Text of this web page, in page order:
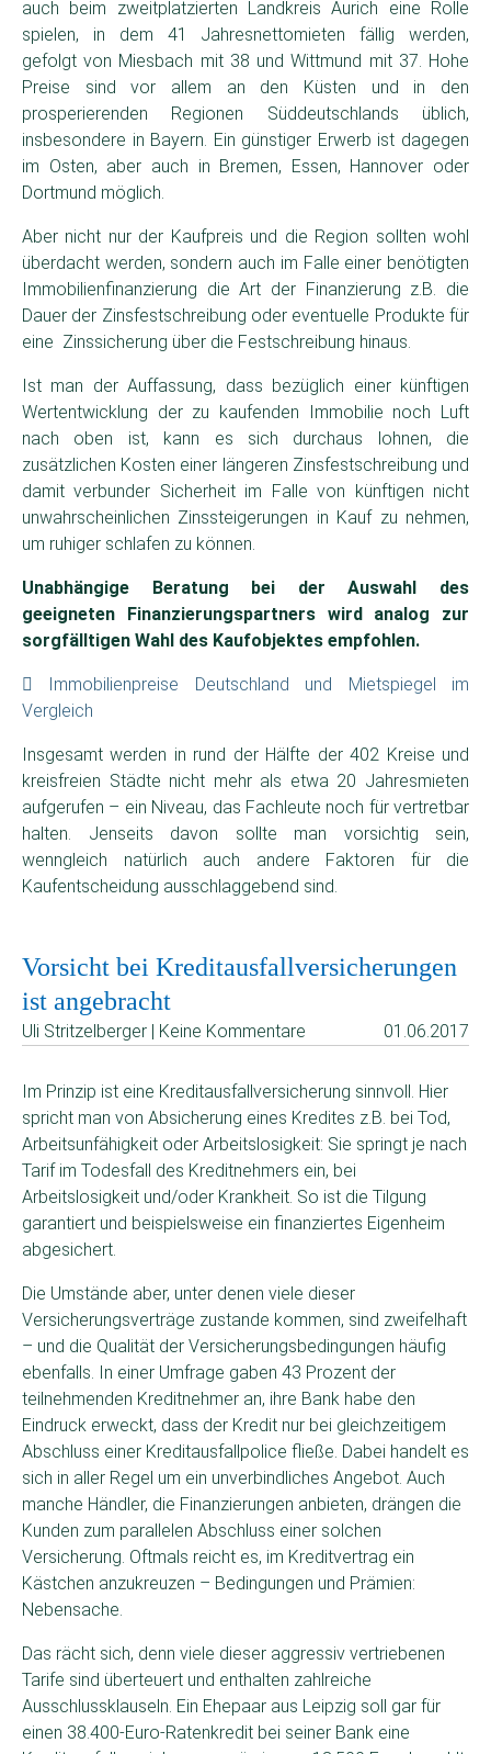
auch beim zweitplatzierten Landkreis Aurich eine Rolle
spielen, in dem 41 Jahresnettomieten fällig werden,
gefolgt von Miesbach mit 38 und Wittmund mit 37. Hohe
Preise sind vor allem an den Küsten und in den
prosperierenden Regionen Süddeutschlands üblich,
insbesondere in Bayern. Ein günstiger Erwerb ist dagegen
im Osten, aber auch in Bremen, Essen, Hannover oder
Dortmund möglich.
Aber nicht nur der Kaufpreis und die Region sollten wohl
überdacht werden, sondern auch im Falle einer benötigten
Immobilienfinanzierung die Art der Finanzierung z.B. die
Dauer der Zinsfestschreibung oder eventuelle Produkte für
eine Zinssicherung über die Festschreibung hinaus.
Ist man der Auffassung, dass bezüglich einer künftigen
Wertentwicklung der zu kaufenden Immobilie noch Luft
nach oben ist, kann es sich durchaus lohnen, die
zusätzlichen Kosten einer längeren Zinsfestschreibung und
damit verbunder Sicherheit im Falle von künftigen nicht
unwahrscheinlichen Zinssteigerungen in Kauf zu nehmen,
um ruhiger schlafen zu können.
Unabhängige Beratung bei der Auswahl des
geeigneten Finanzierungspartners wird analog zur
sorgfälltigen Wahl des Kaufobjektes empfohlen.
Immobilienpreise Deutschland und Mietspiegel im
Vergleich
Insgesamt werden in rund der Hälfte der 402 Kreise und
kreisfreien Städte nicht mehr als etwa 20 Jahresmieten
aufgerufen – ein Niveau, das Fachleute noch für vertretbar
halten. Jenseits davon sollte man vorsichtig sein,
wenngleich natürlich auch andere Faktoren für die
Kaufentscheidung ausschlaggebend sind.
Vorsicht bei Kreditausfallversicherungen
ist angebracht
Uli Stritzelberger | Keine Kommentare 01.06.2017
Im Prinzip ist eine Kreditausfallversicherung sinnvoll. Hier
spricht man von Absicherung eines Kredites z.B. bei Tod,
Arbeitsunfähigkeit oder Arbeitslosigkeit: Sie springt je nach
Tarif im Todesfall des Kreditnehmers ein, bei
Arbeitslosigkeit und/oder Krankheit. So ist die Tilgung
garantiert und beispielsweise ein finanziertes Eigenheim
abgesichert.
Die Umstände aber, unter denen viele dieser
Versicherungsverträge zustande kommen, sind zweifelhaft
– und die Qualität der Versicherungsbedingungen häufig
ebenfalls. In einer Umfrage gaben 43 Prozent der
teilnehmenden Kreditnehmer an, ihre Bank habe den
Eindruck erweckt, dass der Kredit nur bei gleichzeitigem
Abschluss einer Kreditausfallpolice fließe. Dabei handelt es
sich in aller Regel um ein unverbindliches Angebot. Auch
manche Händler, die Finanzierungen anbieten, drängen die
Kunden zum parallelen Abschluss einer solchen
Versicherung. Oftmals reicht es, im Kreditvertrag ein
Kästchen anzukreuzen – Bedingungen und Prämien:
Nebensache.
Das rächt sich, denn viele dieser aggressiv vertriebenen
Tarife sind überteuert und enthalten zahlreiche
Ausschlussklauseln. Ein Ehepaar aus Leipzig soll gar für
einen 38.400-Euro-Ratenkredit bei seiner Bank eine